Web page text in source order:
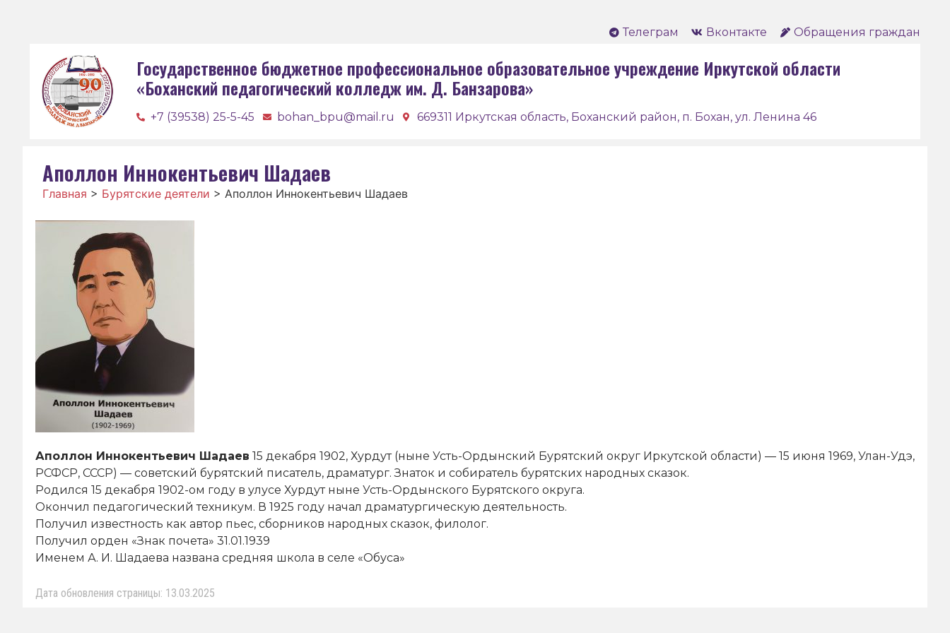
Телеграм Вконтакте Обращения граждан
Государственное бюджетное профессиональное образовательное учреждение Иркутской области
«Боханский педагогический колледж им. Д. Банзарова»
+7 (39538) 25-5-45 bohan_bpu@mail.ru 669311 Иркутская область, Боханский район, п. Бохан, ул. Ленина 46
Аполлон Иннокентьевич Шадаев
Главная > Бурятские деятели > Аполлон Иннокентьевич Шадаев
Аполлон Иннокентьевич Шадаев 15 декабря 1902, Хурдут (ныне Усть-Ордынский Бурятский округ Иркутской области) — 15 июня 1969, Улан-Удэ,
РСФСР, СССР) — советский бурятский писатель, драматург. Знаток и собиратель бурятских народных сказок.
Родился 15 декабря 1902-ом году в улусе Хурдут ныне Усть-Ордынского Бурятского округа.
Окончил педагогический техникум. В 1925 году начал драматургическую деятельность.
Получил известность как автор пьес, сборников народных сказок, филолог.
Получил орден «Знак почета» 31.01.1939
Именем А. И. Шадаева названа средняя школа в селе «Обуса»
Дата обновления страницы: 13.03.2025